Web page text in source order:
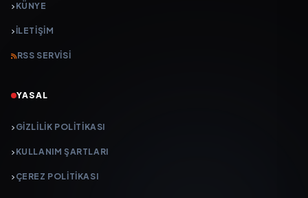
KÜNYE
İLETIŞIM
RSS SERVISI
YASAL
GIZLILIK POLITIKASI
KULLANIM ŞARTLARI
ÇEREZ POLITIKASI